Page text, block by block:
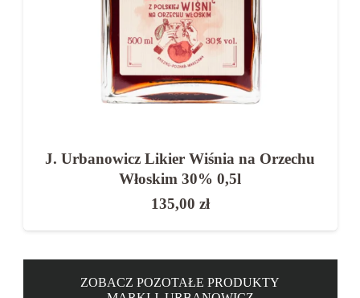
J. Urbanowicz Likier Wiśnia na Orzechu
Włoskim 30% 0,5l
135,00 zł
ZOBACZ POZOTAŁE PRODUKTY